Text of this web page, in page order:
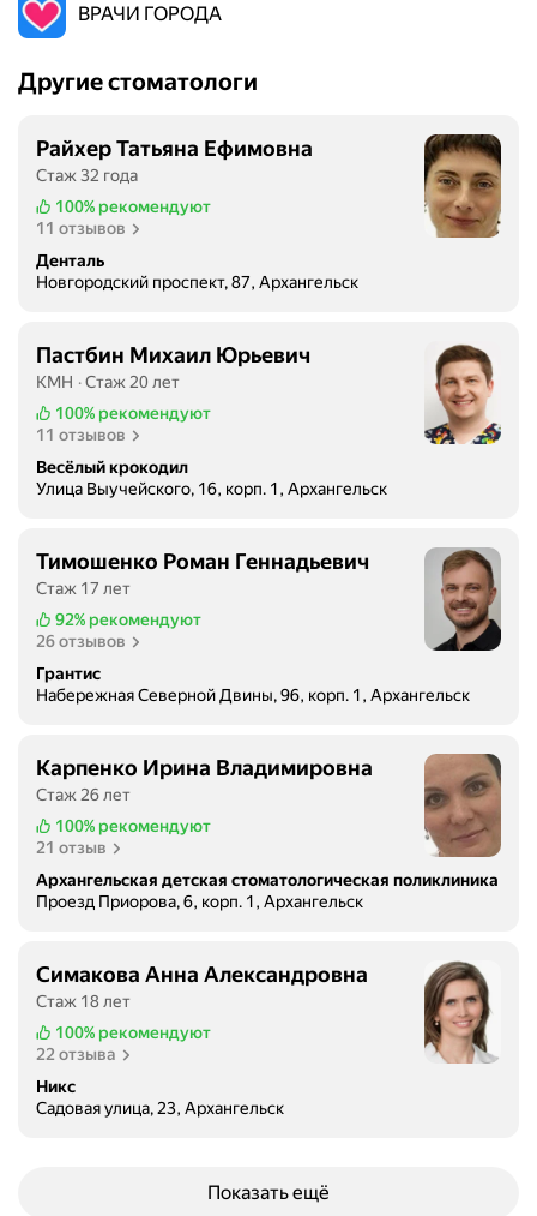
ВРАЧИ ГОРОДА
Другие стоматологи
Райхер Татьяна Ефимовна
Стаж 32 года
100% рекомендуют
11 отзывов
Денталь
Новгородский проспект, 87, Архангельск
Пастбин Михаил Юрьевич
КМН
Стаж 20 лет
100% рекомендуют
11 отзывов
Весёлый крокодил
Улица Выучейского, 16, корп. 1, Архангельск
Тимошенко Роман Геннадьевич
Стаж 17 лет
92% рекомендуют
26 отзывов
Грантис
Набережная Северной Двины, 96, корп. 1, Архангельск
Карпенко Ирина Владимировна
Стаж 26 лет
100% рекомендуют
21 отзыв
Архангельская детская стоматологическая поликлиника
Проезд Приорова, 6, корп. 1, Архангельск
Симакова Анна Александровна
Стаж 18 лет
100% рекомендуют
22 отзыва
Никс
Садовая улица, 23, Архангельск
Показать ещё